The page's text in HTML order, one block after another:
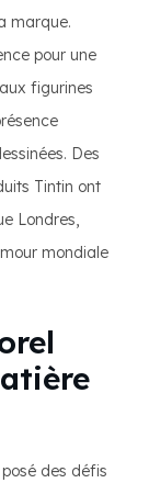
marque.
pour une
figurines
Des
Tintin ont
Londres,
mondiale
des défis